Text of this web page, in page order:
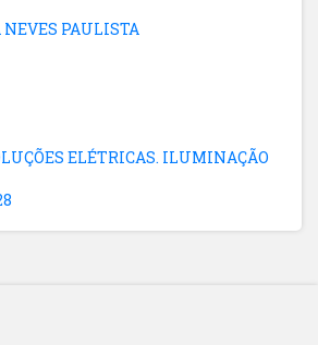
PAULISTA
ELÉTRICAS. ILUMINAÇÃO